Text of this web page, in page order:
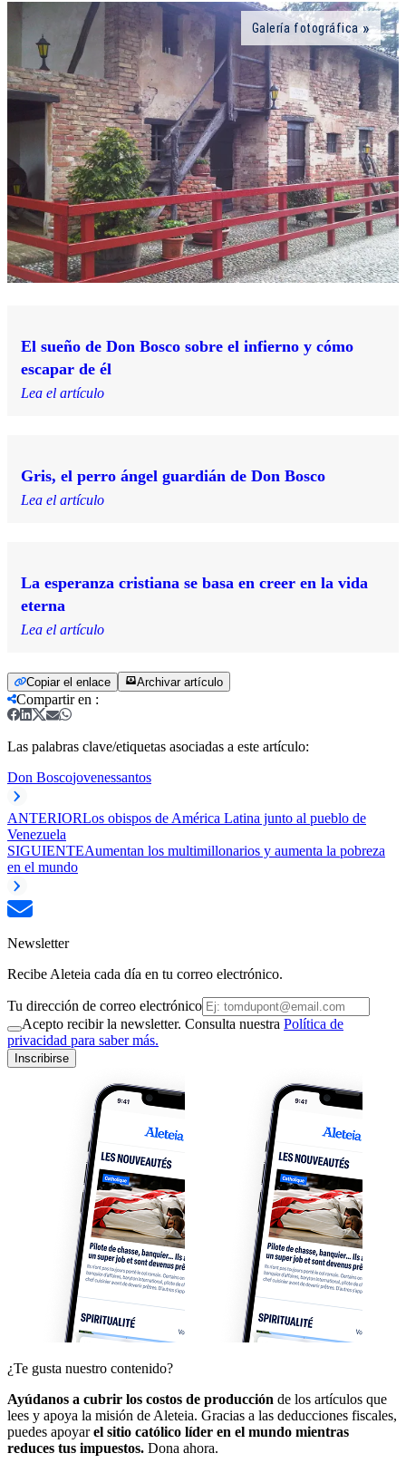
Galería fotográfica
El sueño de Don Bosco sobre el infierno y cómo
escapar de él
Lea el artículo
Gris, el perro ángel guardián de Don Bosco
Lea el artículo
La esperanza cristiana se basa en creer en la vida
eterna
Lea el artículo
Copiar el enlace Archivar artículo
Compartir en :
Las palabras clave/etiquetas asociadas a este artículo:
Don Boscojovenessantos
ANTERIORLos obispos de América Latina junto al pueblo de
Venezuela
SIGUIENTEAumentan los multimillonarios y aumenta la pobreza
en el mundo
Newsletter
Recibe Aleteia cada día en tu correo electrónico.
Tu dirección de correo electrónico
Acepto recibir la newsletter. Consulta nuestra Política de
privacidad para saber más.
Inscribirse
¿Te gusta nuestro contenido?
Ayúdanos a cubrir los costos de producción de los artículos que
lees y apoya la misión de Aleteia. Gracias a las deducciones fiscales,
puedes apoyarel sitio católico líder en el mundo mientras
reduces tus impuestos. Dona ahora.